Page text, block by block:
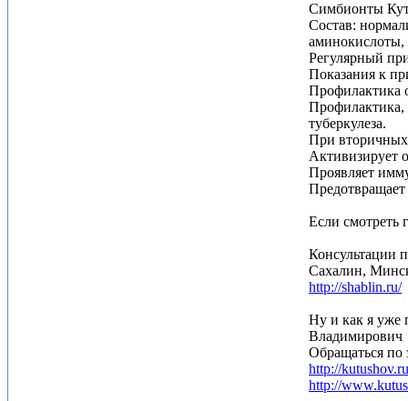
Симбионты
Состав:
аминокислоты,
Регулярный
Показания к
Профилактика
Профилактика,
туберкулеза.
При вторичных
Активизирует
Проявляет
Если смотреть
Консультации
Сахалин,
http://shablin.ru/
Ну и как я уже
Владимирович
Обращаться по
http://
http://